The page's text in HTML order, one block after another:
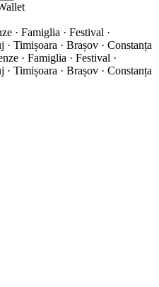
· Famiglia · Festival ·
· Timișoara · Brașov · Constanța
· Famiglia · Festival ·
· Timișoara · Brașov · Constanța